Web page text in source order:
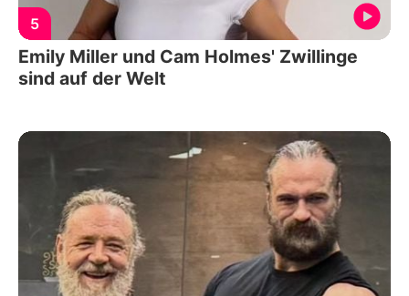
5
Emily Miller und Cam Holmes' Zwillinge
sind auf der Welt